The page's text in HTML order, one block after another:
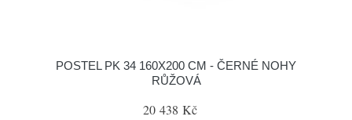
POSTEL PK 34 160X200 CM - ČERNÉ NOHY
RŮŽOVÁ
20 438 Kč